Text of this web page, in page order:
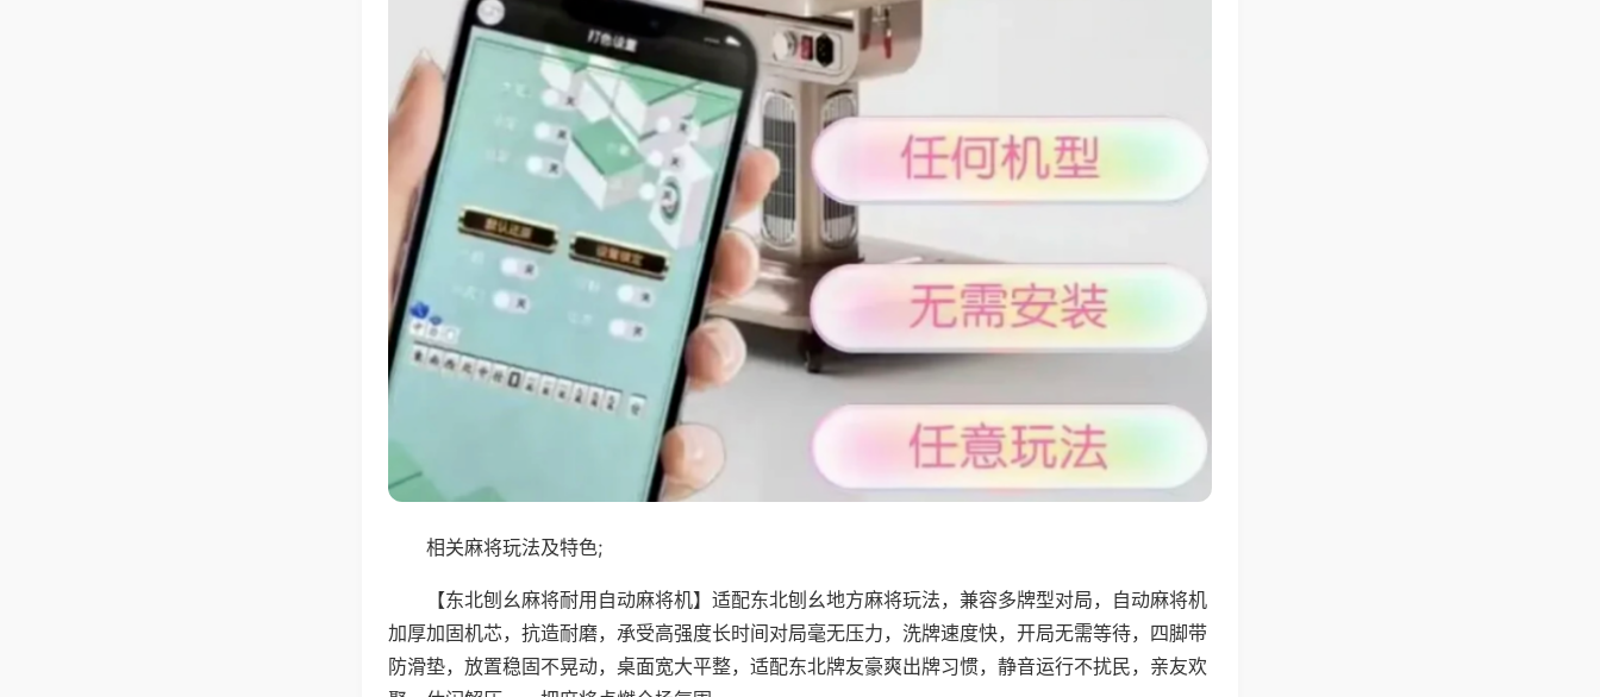
相关麻将玩法及特色;
【东北刨幺麻将耐用自动麻将机】适配东北刨幺地方麻将玩法，兼容多牌型对局，自动麻将机
加厚加固机芯，抗造耐磨，承受高强度长时间对局毫无压力，洗牌速度快，开局无需等待，四脚带
防滑垫，放置稳固不晃动，桌面宽大平整，适配东北牌友豪爽出牌习惯，静音运行不扰民，亲友欢